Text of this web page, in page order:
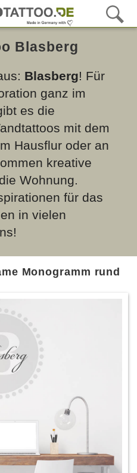
Blasberg
Blasberg! Für
ganz im
es die
mit dem
Hausflur oder an
kreative
Wohnung.
für das
in vielen
Monogramm rund